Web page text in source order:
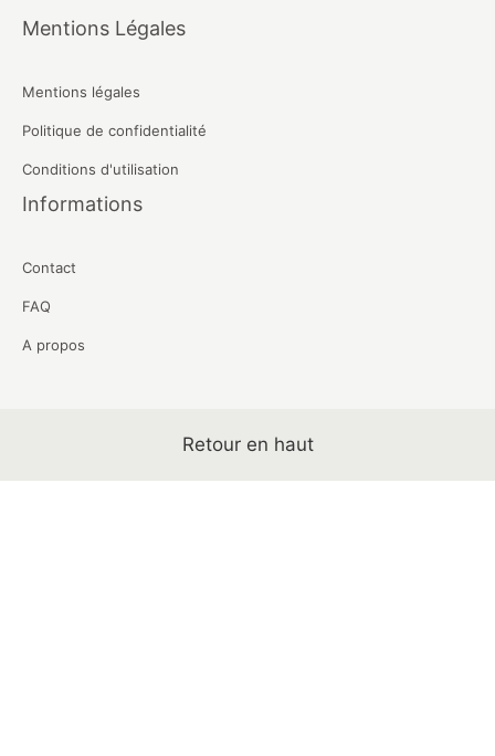
Mentions Légales
Mentions légales
Politique de confidentialité
Conditions d'utilisation
Informations
Contact
FAQ
A propos
Retour en haut